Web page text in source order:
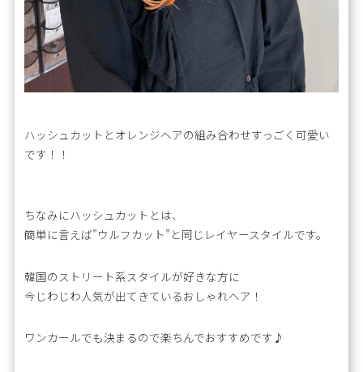
ハッシュカットとオレンジヘアの組み合わせすっごく可愛い
です！！
ちなみにハッシュカットとは、
簡単に言えば”ウルフカット”と同じレイヤースタイルです。
韓国のストリート系スタイルが好きな方に
今じわじわ人気が出てきているおしゃれヘア！
ワンカールでも決まるので楽ちんでおすすめです♪